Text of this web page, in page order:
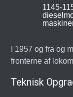
1145-
I 1957 og fra og
fronterne af
Teknisk